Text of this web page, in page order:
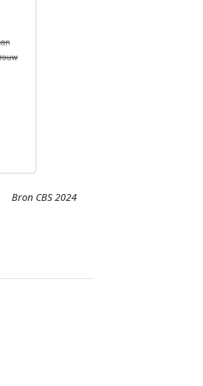
Bron CBS 2024